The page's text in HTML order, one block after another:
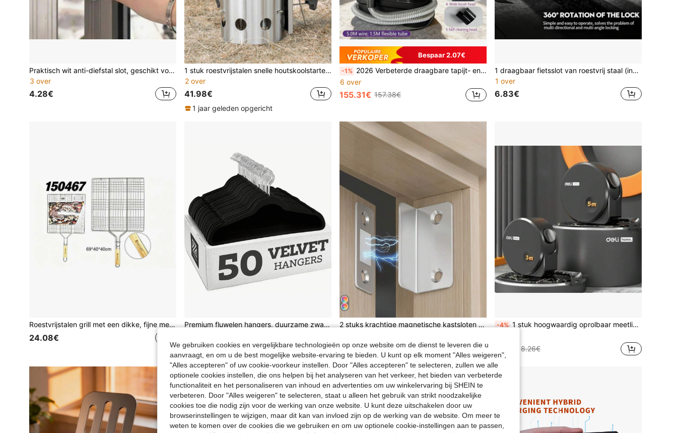
Praktisch wit anti-diefstal slot, geschikt voor balkon, deur/raam, meerdere kastdeuren, 1/3 stuks set
3 over
4.28€
1 stuk roestvrijstalen snelle houtskoolstarter, opvouwbare hittebestendige handgreep houtskoolontstekingbuis, verdikte ventilatiegat houtskoolontsteker, hittebestendige metalen houtskoolvuuremmer, geschikt voor tuin, buiten, kamperen, picknick, BBQ-grill ontstekingstool
2 over
41.98€
1 jaar geleden opgericht
Bespaar 2.07€
-1% 2026 Verbeterde draagbare tapijt- en mattenreinigingsmachine | Multifunctionele stofzuiger, geschikt voor huisdieren, auto's en autodetailing, kantoorreiniging, voorraadkastreiniging, wordt geleverd met diverse accessoires en reinigingsmiddelen, EU-stekker AC 220-240V, vermogen: 500W
6 over
155.31€ 157.38€
1 draagbaar fietsslot van roestvrij staal (inclusief 2 sleutels), lichtgewicht ontwerp voor meer en betrouwbaarheid, geschikt voor racefietsen, mountainbikes, motorfietsen en elektrische scooters. Anti-diefstalslot.
1 over
6.83€
Roestvrijstalen grill met een dikke, fijne mesh en een opvouwbaar, afneembaar handvat; verkrijgbaar in verschillende maten, is duurzaam en geschikt voor het grillen van alle soorten voedsel.
24.08€
Premium fluwelen hangers, duurzame zwarte verdikte hangers voor jassen, pakken en jurken - antislip hanger set - ruimtebesparende vilt hangers, 1 stuk
35.68€
2 stuks krachtige magnetische kastsloten - Onzichtbare sterke magnetische bevestiging, geen boren nodig, gemakkelijk te openen - Geschikt voor kasten, kledingkasten en schuifdeuren - Woonaccessoires, handige installatie, compact en efficiënt ontwerp - 2 stuks/set, zilver
4.68€
-4% 1 stuk hoogwaardig oprolbaar meetlint van koolstofstaal - 3 meter en 5 meter, multifunctioneel draagbaar handgereedschap, geschikt voor houtbewerking en dagelijks gebruik
8.26€
We gebruiken cookies en vergelijkbare technologieën op onze website om de dienst te leveren die u
aanvraagt, en om u de best mogelijke website-ervaring te bieden. U kunt op elk moment "Alles weigeren",
"Alles accepteren" of uw cookie-voorkeur instellen. Door "Alles accepteren" te selecteren, zullen we alle
optionele cookies instellen, die ons helpen bij het analyseren van het verkeer, het bieden van verbeterde
functionaliteit en het personaliseren van inhoud en advertenties om uw winkelervaring bij SHEIN te
verbeteren. Door "Alles weigeren" te selecteren, staat u alleen het gebruik van strikt noodzakelijke
cookies toe die nodig zijn voor de werking van onze website. U kunt deze uitschakelen door uw
browserinstellingen te wijzigen, maar dit kan van invloed zijn op de werking van de website. Om meer te
weten te komen over de cookies die we gebruiken en om uw optionele cookie-instellingen aan te passen,